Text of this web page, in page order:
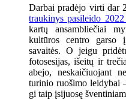
Darbai pradėjo virti dar
traukinys pasileido
kartų ansambliečiai
kultūros centro garso
savaitės. O jeigu
fotosesijas, išeitų ir
abejo, neskaičiuojant
turinio ruošimo leidybai
gi taip įsijuosę